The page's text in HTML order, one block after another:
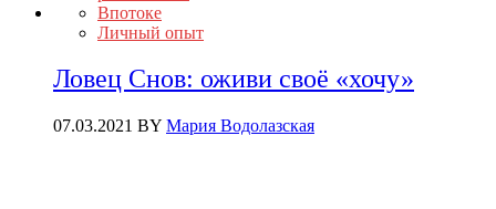
Впотоке
Личный опыт
Ловец Снов: оживи своё «хочу»
07.03.2021 BY Мария Водолазская